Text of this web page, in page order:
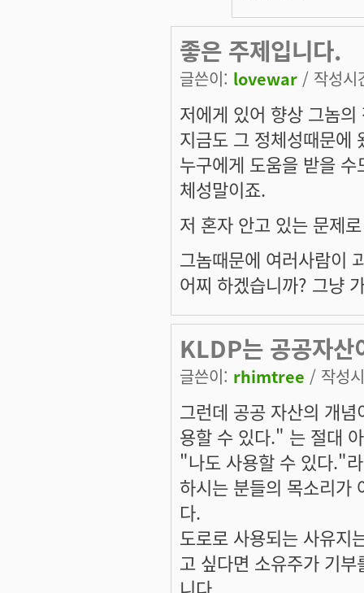
좋은 주제입니다.
글쓴이: lovewar / 작성
저에게 있어 향상 그놈
지금도 그 정체성때문에
누구에게 도움을 받을
체성말이죠.
저 혼자 안고 있는 문제
그놈때문에 여러사람이
어찌 하겠습니까? 그냥
KLDP는 공공자산
글쓴이: rhimtree / 작성
그런데 공공 자산의 개
용할 수 있다." 는 절대
"나도 사용할 수 있다."
하시는 분들의 목소리가
다.
도로로 사용되는 사유지
고 싶다면 소유주가 기
니다.